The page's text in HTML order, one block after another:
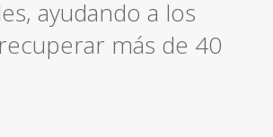
ayudando a los
más de 40